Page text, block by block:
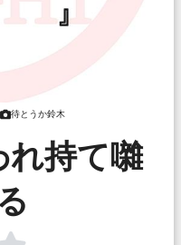
待とうか鈴木
れ持て囃